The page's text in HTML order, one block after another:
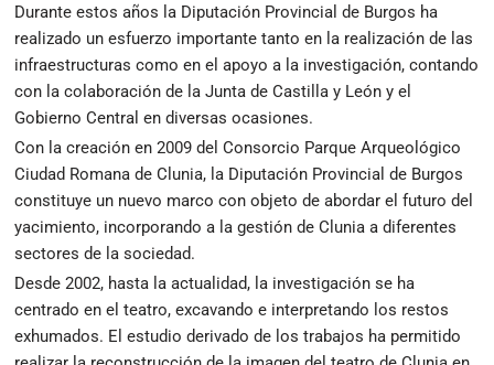
Durante estos años la Diputación Provincial de Burgos ha
realizado un esfuerzo importante tanto en la realización de las
infraestructuras como en el apoyo a la investigación, contando
con la colaboración de la Junta de Castilla y León y el
Gobierno Central en diversas ocasiones.
Con la creación en 2009 del Consorcio Parque Arqueológico
Ciudad Romana de Clunia, la Diputación Provincial de Burgos
constituye un nuevo marco con objeto de abordar el futuro del
yacimiento, incorporando a la gestión de Clunia a diferentes
sectores de la sociedad.
Desde 2002, hasta la actualidad, la investigación se ha
centrado en el teatro, excavando e interpretando los restos
exhumados. El estudio derivado de los trabajos ha permitido